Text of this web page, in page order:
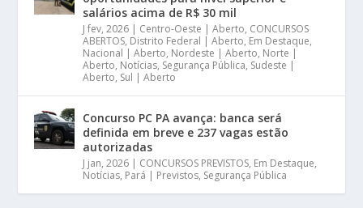
salários acima de R$ 30 mil
J fev, 2026 | Centro-Oeste | Aberto, CONCURSOS
ABERTOS, Distrito Federal | Aberto, Em Destaque,
Nacional | Aberto, Nordeste | Aberto, Norte |
Aberto, Notícias, Segurança Pública, Sudeste |
Aberto, Sul | Aberto
Concurso PC PA avança: banca será
definida em breve e 237 vagas estão
autorizadas
J jan, 2026 | CONCURSOS PREVISTOS, Em Destaque,
Notícias, Pará | Previstos, Segurança Pública